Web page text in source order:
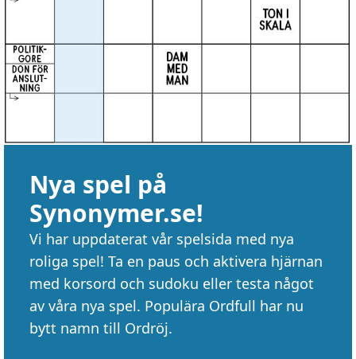
Nya spel på
Synonymer.se!
Vi har uppdaterat vår spelsida med nya
roliga spel! Ta en paus och aktivera hjärnan
med korsord och sudoku eller testa något
av våra nya spel. Populära Ordfull har nu
bytt namn till Ordröj.